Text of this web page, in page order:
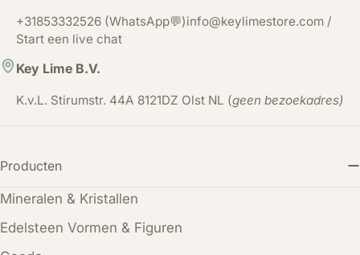
+31853332526 (WhatsApp💬)info@keylimestore.com /
Start een live chat
Key Lime B.V.
K.v.L. Stirumstr. 44A 8121DZ Olst NL (geen bezoekadres)
Producten
Mineralen & Kristallen
Edelsteen Vormen & Figuren